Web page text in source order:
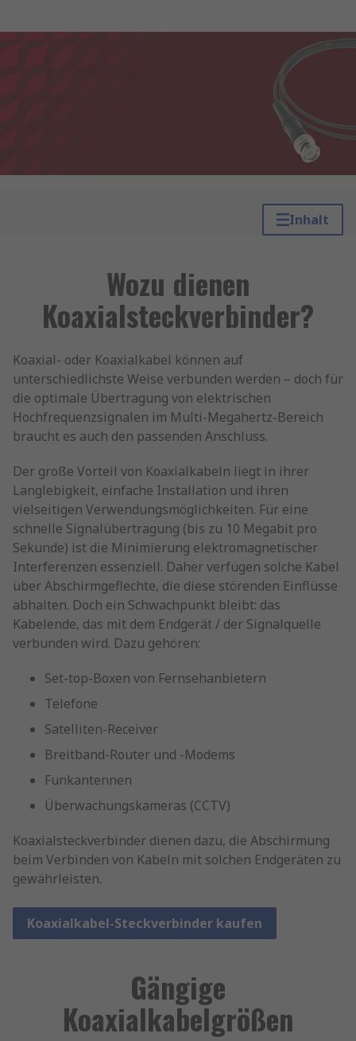
Inhalt
Wozu dienen
Koaxialsteckverbinder?
Koaxial- oder Koaxialkabel können auf
unterschiedlichste Weise verbunden werden – doch für
die optimale Übertragung von elektrischen
Hochfrequenzsignalen im Multi-Megahertz-Bereich
braucht es auch den passenden Anschluss.
Der große Vorteil von Koaxialkabeln liegt in ihrer
Langlebigkeit, einfache Installation und ihren
vielseitigen Verwendungsmöglichkeiten. Für eine
schnelle Signalübertragung (bis zu 10 Megabit pro
Sekunde) ist die Minimierung elektromagnetischer
Interferenzen essenziell. Daher verfügen solche Kabel
über Abschirmgeflechte, die diese störenden Einflüsse
abhalten. Doch ein Schwachpunkt bleibt: das
Kabelende, das mit dem Endgerät / der Signalquelle
verbunden wird. Dazu gehören:
Set-top-Boxen von Fernsehanbietern
Telefone
Satelliten-Receiver
Breitband-Router und -Modems
Funkantennen
Überwachungskameras (CCTV)
Koaxialsteckverbinder dienen dazu, die Abschirmung
beim Verbinden von Kabeln mit solchen Endgeräten zu
gewährleisten.
Koaxialkabel-Steckverbinder kaufen
Gängige
Koaxialkabelgrößen